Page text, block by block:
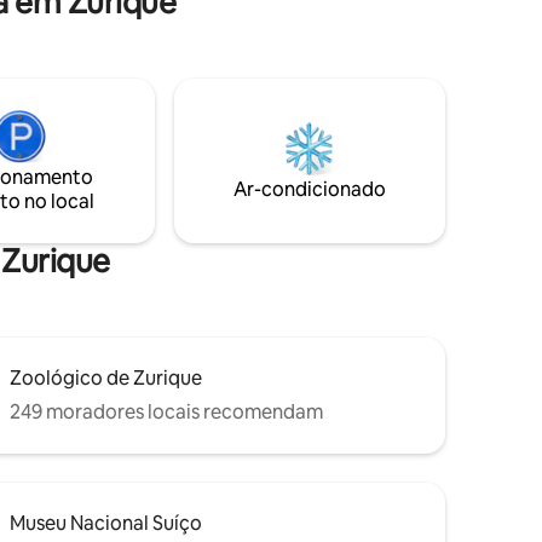
e
Fi
a vida
no local
Ar-condicionado
Zoológico de Zurique
249 moradores locais recomendam
Museu Nacional Suíço